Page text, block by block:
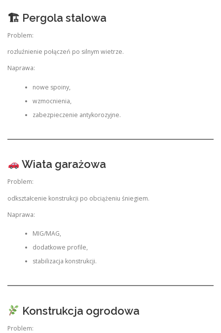
🏗 Pergola stalowa
Problem:
rozluźnienie połączeń po silnym wietrze.
Naprawa:
nowe spoiny,
wzmocnienia,
zabezpieczenie antykorozyjne.
Wiata garażowa
Problem:
odkształcenie konstrukcji po obciążeniu śniegiem.
Naprawa:
MIG/MAG,
dodatkowe profile,
stabilizacja konstrukcji.
Konstrukcja ogrodowa
Problem: